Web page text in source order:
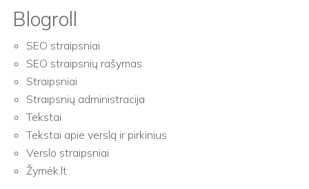
Blogroll
SEO straipsniai
SEO straipsnių rašymas
Straipsniai
Straipsnių administracija
Tekstai
Tekstai apie verslą ir pirkinius
Verslo straipsniai
Žymėk.lt